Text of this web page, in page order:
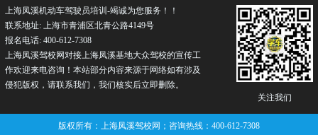
关注我们
上海凤溪机动车驾驶员培训-竭诚为您服务！！
联系地址: 上海市青浦区北青公路4149号
报名电话: 400-612-7308
上海凤溪驾校网对接上海凤溪基地大众驾校的宣传工
作欢迎来电咨询！本站部分内容来源于网络如有涉及
侵犯版权，请联系我们，我们核实后立即删除。
版权所有：上海凤溪驾校网；咨询热线：400-612-7308